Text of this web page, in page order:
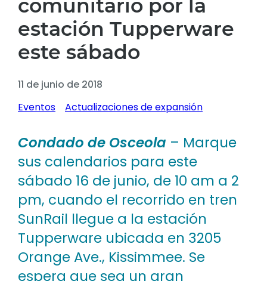
comunitario por la
estación Tupperware
este sábado
11 de junio de 2018
Eventos
Actualizaciones de expansión
Condado de Osceola – Marque
sus calendarios para este
sábado 16 de junio, de 10 am a 2
pm, cuando el recorrido en tren
SunRail llegue a la estación
Tupperware ubicada en 3205
Orange Ave., Kissimmee. Se
espera que sea un gran